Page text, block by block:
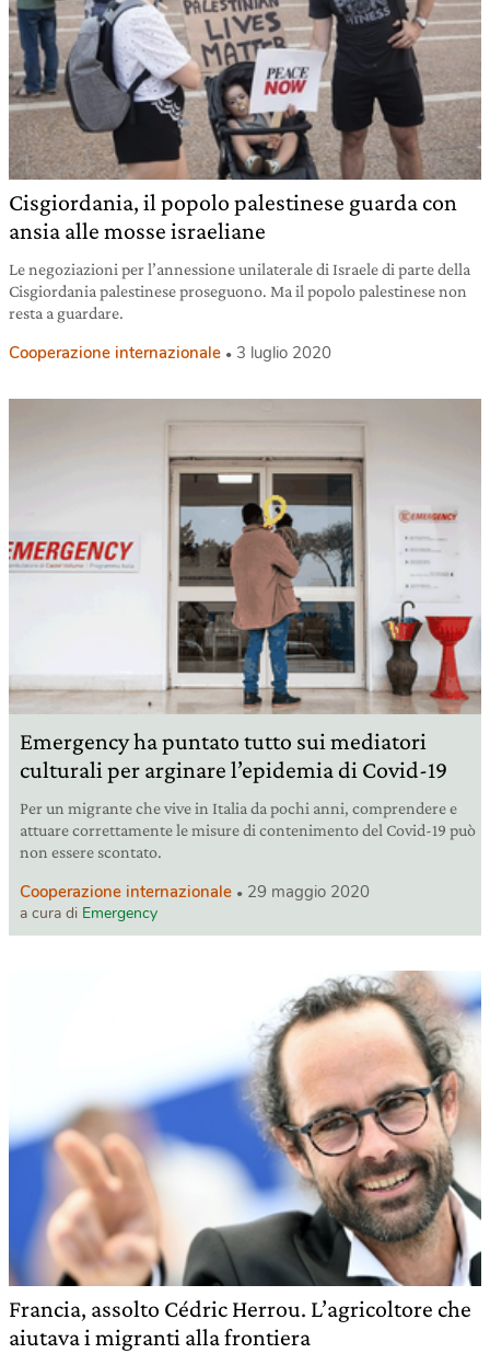
Cisgiordania, il popolo palestinese guarda con
ansia alle mosse israeliane
Le negoziazioni per l’annessione unilaterale di Israele di parte della
Cisgiordania palestinese proseguono. Ma il popolo palestinese non
resta a guardare.
Cooperazione internazionale 3 luglio 2020
Emergency ha puntato tutto sui mediatori
culturali per arginare l’epidemia di Covid-19
Per un migrante che vive in Italia da pochi anni, comprendere e
attuare correttamente le misure di contenimento del Covid-19 può
non essere scontato.
Cooperazione internazionale 29 maggio 2020
a cura di Emergency
Francia, assolto Cédric Herrou. L’agricoltore che
aiutava i migranti alla frontiera